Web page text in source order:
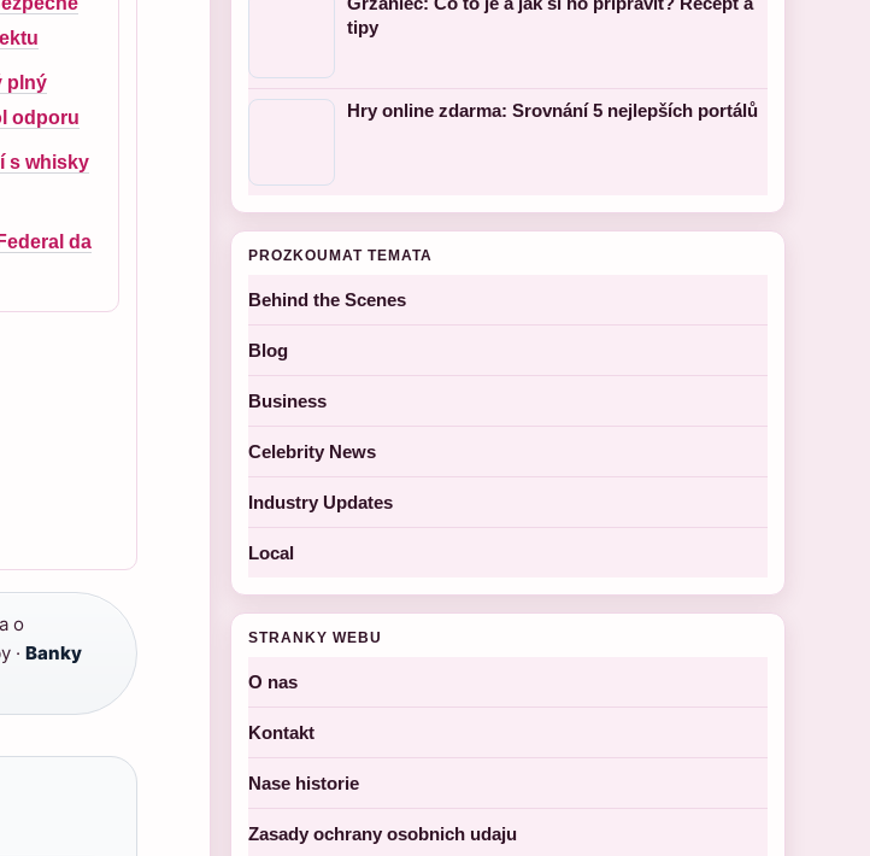
plný
odporu
s whisky
da
o
· Banky
tipy
Hry online zdarma: Srovnání 5 nejlepších portálů
PROZKOUMAT TEMATA
Behind the Scenes
Blog
Business
Celebrity News
Industry Updates
Local
STRANKY WEBU
O nas
Kontakt
Nase historie
Zasady ochrany osobnich udaju